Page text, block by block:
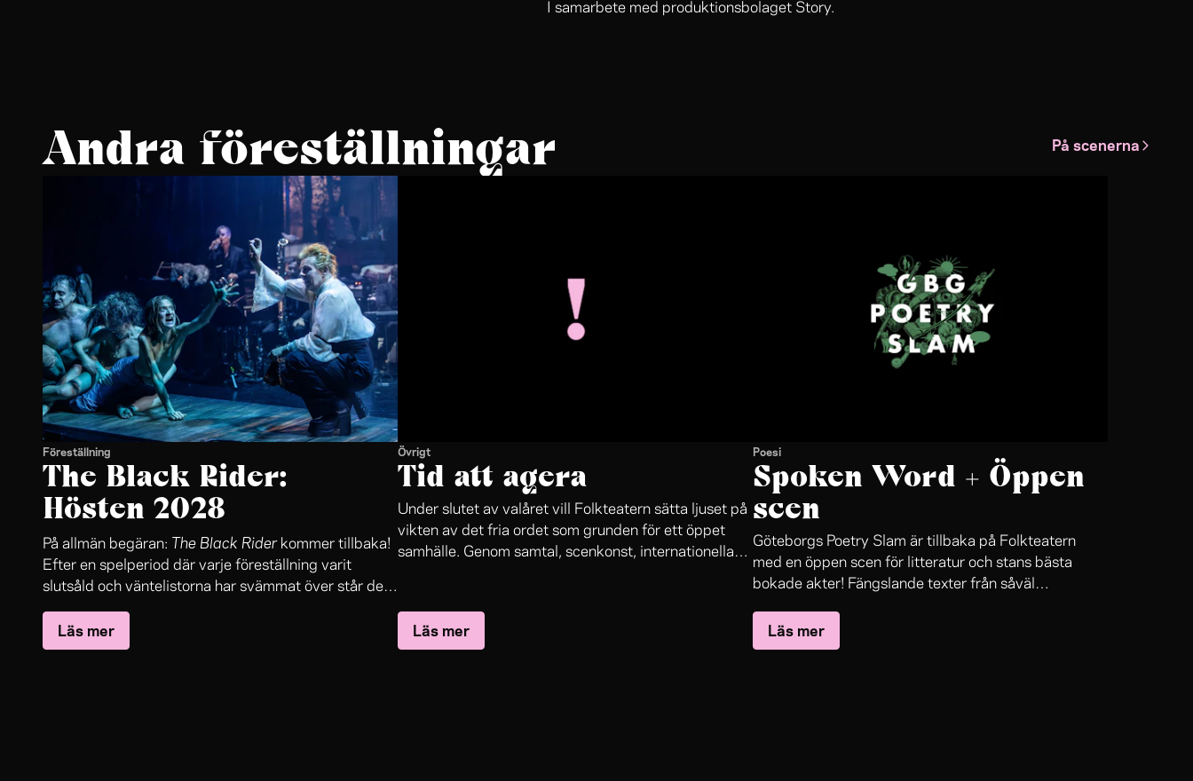
I samarbete med produktionsbolaget Story.
Andra föreställningar På scenerna
Föreställning
The Black Rider:
Hösten 2028
På allmän begäran: The Black Riderkommer tillbaka!
Efter en spelperiod där varje föreställning varit
slutsåld och väntelistorna har svämmat över står det
nu klart:The Black Rider
stora scen.
Läs mer
Övrigt
Tid att agera
Under slutet av valåret vill Folkteatern sätta ljuset på
vikten av det fria ordet som grunden för ett öppet
samhälle. Genom samtal, scenkonst, internationella
Posten blir Folkteatern en levande mötesplats för
publik, konstnärer, politiker, journalister, forskare och
Läs mer
Poesi
Spoken Word + Öppen
scen
Göteborgs Poetry Slam är tillbaka på Folkteatern
med en öppen scen för litteratur och stans bästa
bokade akter! Fängslande texter från såväl
mästare i poetry slam och etablerade bokpoeter. Här
blandas nyfikna debutanter med världsnamn inom
Läs mer